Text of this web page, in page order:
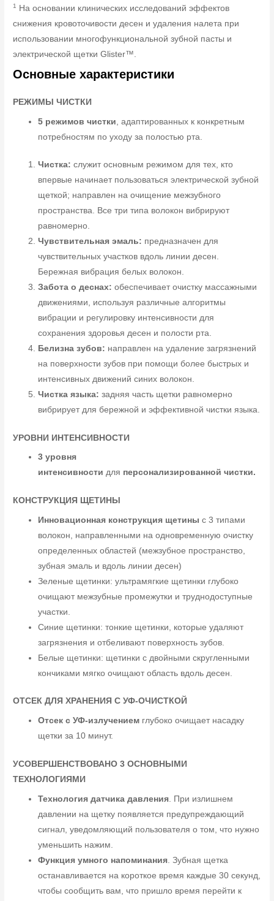
1
На основании клинических исследований эффектов
снижения кровоточивости десен и удаления налета при
использовании многофункциональной зубной пасты и
электрической щетки Glister™.
Основные характеристики
РЕЖИМЫ ЧИСТКИ
5 режимов чистки , адаптированных к конкретным
потребностям по уходу за полостью рта.
Чистка: служит основным режимом для тех, кто
впервые начинает пользоваться электрической зубной
щеткой; направлен на очищение межзубного
пространства. Все три типа волокон вибрируют
равномерно.
Чувствительная эмаль: предназначен для
чувствительных участков вдоль линии десен.
Бережная вибрация белых волокон.
Забота о деснах: обеспечивает очистку массажными
движениями, используя различные алгоритмы
вибрации и регулировку интенсивности для
сохранения здоровья десен и полости рта.
Белизна зубов: направлен на удаление загрязнений
на поверхности зубов при помощи более быстрых и
интенсивных движений синих волокон.
Чистка языка: задняя часть щетки равномерно
вибрирует для бережной и эффективной чистки языка.
УРОВНИ ИНТЕНСИВНОСТИ
3 уровня
интенсивности для персонализированной чистки.
КОНСТРУКЦИЯ ЩЕТИНЫ
Инновационная конструкция щетины с 3 типами
волокон, направленными на одновременную очистку
определенных областей (межзубное пространство,
зубная эмаль и вдоль линии десен)
Зеленые щетинки: ультрамягкие щетинки глубоко
очищают межзубные промежутки и труднодоступные
участки.
Синие щетинки: тонкие щетинки, которые удаляют
загрязнения и отбеливают поверхность зубов.
Белые щетинки: щетинки с двойными скругленными
кончиками мягко очищают область вдоль десен.
ОТСЕК ДЛЯ ХРАНЕНИЯ С УФ-ОЧИСТКОЙ
Отсек с УФ-излучением глубоко очищает насадку
щетки за 10 минут.
УСОВЕРШЕНСТВОВАНО 3 ОСНОВНЫМИ
ТЕХНОЛОГИЯМИ
Технология датчика давления . При излишнем
давлении на щетку появляется предупреждающий
сигнал, уведомляющий пользователя о том, что нужно
уменьшить нажим.
Функция умного напоминания . Зубная щетка
останавливается на короткое время каждые 30 секунд,
чтобы сообщить вам, что пришло время перейти к